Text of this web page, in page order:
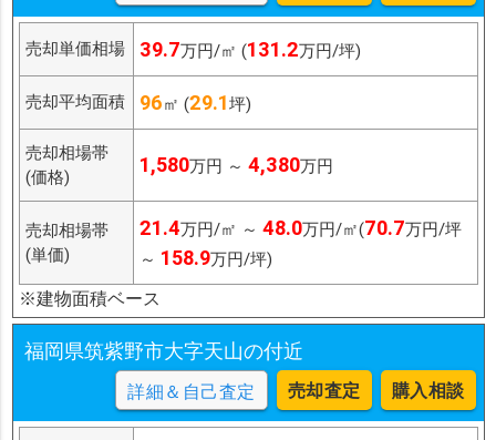
売却単価相場 39.7万円/㎡ (131.2万円/坪)
売却平均面積 96㎡ (29.1坪)
売却相場帯
(価格)
1,580万円 ～ 4,380万円
売却相場帯
(単価)
21.4万円/㎡ ～ 48.0万円/㎡(70.7万円/坪
～ 158.9万円/坪)
※建物面積ベース
福岡県筑紫野市大字天山の付近
詳細＆自己査定 売却査定 購入相談